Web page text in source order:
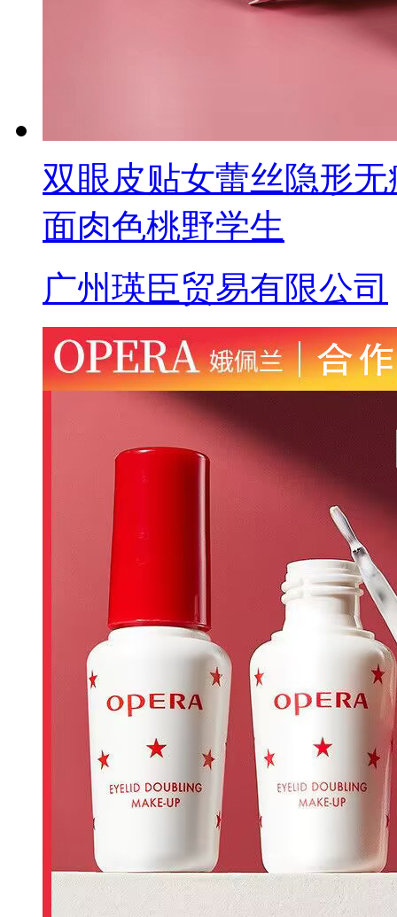
双眼皮贴女蕾丝隐形
面肉色桃野学生
广州瑛臣贸易有限公司